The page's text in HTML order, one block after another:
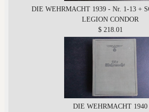
DIE WEHRMACHT 1939 - Nr. 1-13 +
LEGION CONDOR
$ 218.01
DIE WEHRMACHT 1940